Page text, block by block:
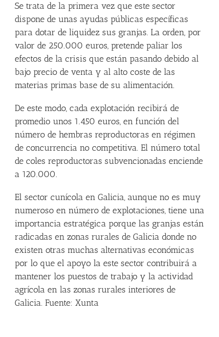
Se trata de la primera vez que este sector
dispone de unas ayudas públicas específicas
para dotar de liquidez sus granjas. La orden, por
valor de 250.000 euros, pretende paliar los
efectos de la crisis que están pasando debido al
bajo precio de venta y al alto coste de las
materias primas base de su alimentación.
De este modo, cada explotación recibirá de
promedio unos 1.450 euros, en función del
número de hembras reproductoras en régimen
de concurrencia no competitiva. El número total
de coles reproductoras subvencionadas enciende
a 120.000.
El sector cunícola en Galicia, aunque no es muy
numeroso en número de explotaciones, tiene una
importancia estratégica porque las granjas están
radicadas en zonas rurales de Galicia donde no
existen otras muchas alternativas económicas
por lo que el apoyo la este sector contribuirá a
mantener los puestos de trabajo y la actividad
agrícola en las zonas rurales interiores de
Galicia. Fuente: Xunta